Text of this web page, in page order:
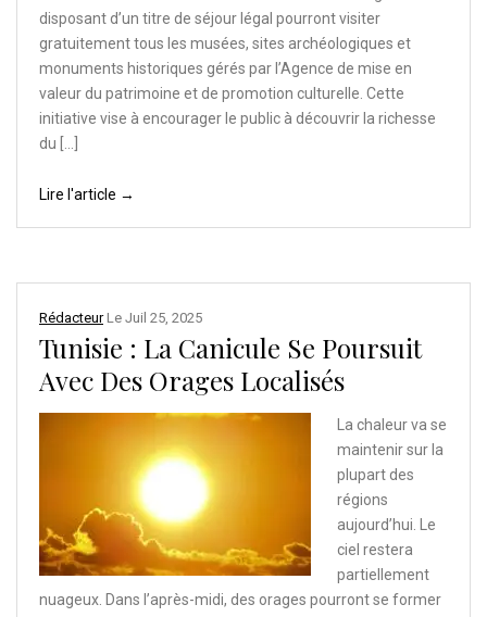
disposant d’un titre de séjour légal pourront visiter
gratuitement tous les musées, sites archéologiques et
monuments historiques gérés par l’Agence de mise en
valeur du patrimoine et de promotion culturelle. Cette
initiative vise à encourager le public à découvrir la richesse
du […]
Lire l'article →
RédacteurLe Juil 25, 2025
Tunisie : La Canicule Se Poursuit
Avec Des Orages Localisés
La chaleur va se
maintenir sur la
plupart des
régions
aujourd’hui. Le
ciel restera
partiellement
nuageux. Dans l’après-midi, des orages pourront se former